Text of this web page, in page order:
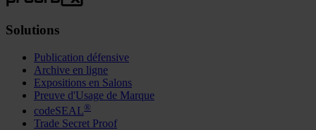
Solutions
Publication défensive
Archive en ligne
Expositions en Salons
Preuve d'Usage de Marque
codeSEAL®
Trade Secret Proof